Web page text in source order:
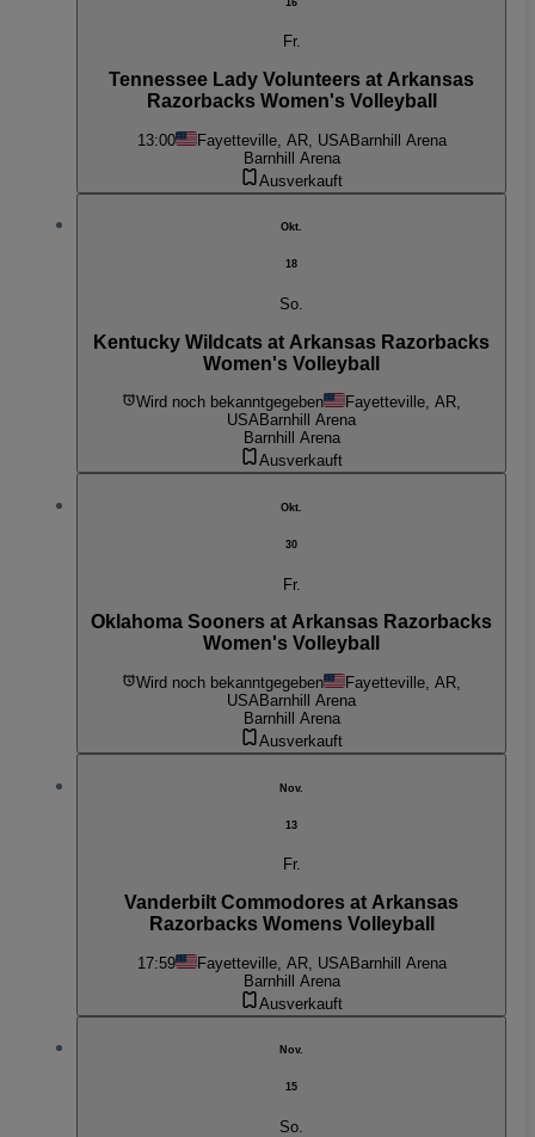
Fr.
Tennessee Lady Volunteers at Arkansas
Razorbacks Women's Volleyball
13:00 Fayetteville, AR, USABarnhill Arena
Barnhill Arena
Ausverkauft
Okt.
18
So.
Kentucky Wildcats at Arkansas Razorbacks
Women's Volleyball
Wird noch bekanntgegeben
Fayetteville, AR,
USABarnhill Arena
Barnhill Arena
Ausverkauft
Okt.
30
Fr.
Oklahoma Sooners at Arkansas Razorbacks
Women's Volleyball
Wird noch bekanntgegeben
Fayetteville, AR,
USA Barnhill Arena
Barnhill Arena
Ausverkauft
Nov.
13
Fr.
Vanderbilt Commodores at Arkansas
Razorbacks Womens Volleyball
17:59 Fayetteville, AR, USABarnhill Arena
Barnhill Arena
Ausverkauft
Nov.
15
So.